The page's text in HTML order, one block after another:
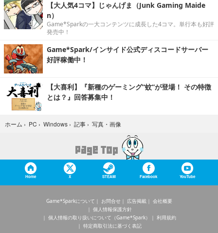
【大人気4コマ】じゃんげま（Junk Gaming Maide
n）
Game*Sparkの一大コンテンツに成長した4コマ。単行本も好評
発売中！
Game*Spark/インサイド公式ディスコードサーバー
好評稼働中！
【大喜利】『新種のゲーミング“蚊”が登場！ その特徴
とは？』回答募集中！
ホーム › PC › Windows › 記事 › 写真・画像
Home X STEAM Facebook YouTube
Game*Sparkについて お問合せ 広告掲載
会社概要
個人情報保護方針
個人情報の取り扱いについて（Game*Spark）
利用規約
特定商取引法に基づく表記